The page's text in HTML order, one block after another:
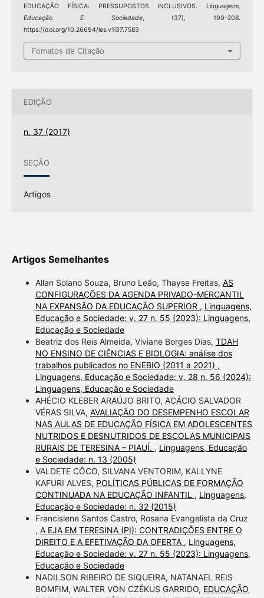
EDUCAÇÃO FÍSICA: PRESSUPOSTOS INCLUSIVOS.Linguagens,
Educação E Sociedade, (37), 190–208.
https://doi.org/10.26694/les.v1i37.7583
Fomatos de Citação
EDIÇÃO
n. 37 (2017)
SEÇÃO
Artigos
Artigos Semelhantes
Allan Solano Souza, Bruno Leão, Thayse Freitas, AS
CONFIGURAÇÕES DA AGENDA PRIVADO-MERCANTIL
NA EXPANSÃO DA EDUCAÇÃO SUPERIOR , Linguagens,
Educação e Sociedade: v. 27 n. 55 (2023): Linguagens,
Educação e Sociedade
Beatriz dos Reis Almeida, Viviane Borges Dias, TDAH
NO ENSINO DE CIÊNCIAS E BIOLOGIA: análise dos
trabalhos publicados no ENEBIO (2011 a 2021) ,
Linguagens, Educação e Sociedade: v. 28 n. 56 (2024):
Linguagens, Educação e Sociedade
AHÉCIO KLEBER ARAÚJO BRITO, ACÁCIO SALVADOR
VÉRAS SILVA, AVALIAÇÃO DO DESEMPENHO ESCOLAR
NAS AULAS DE EDUCAÇÃO FÍSICA EM ADOLESCENTES
NUTRIDOS E DESNUTRIDOS DE ESCOLAS MUNICIPAIS
RURAIS DE TERESINA – PIAUÍ. , Linguagens, Educação
e Sociedade: n. 13 (2005)
VALDETE CÔCO, SILVANA VENTORIM, KALLYNE
KAFURI ALVES, POLÍTICAS PÚBLICAS DE FORMAÇÃO
CONTINUADA NA EDUCAÇÃO INFANTIL , Linguagens,
Educação e Sociedade: n. 32 (2015)
Francislene Santos Castro, Rosana Evangelista da Cruz
, A EJA EM TERESINA (PI): CONTRADIÇÕES ENTRE O
DIREITO E A EFETIVAÇÃO DA OFERTA , Linguagens,
Educação e Sociedade: v. 27 n. 55 (2023): Linguagens,
Educação e Sociedade
NADILSON RIBEIRO DE SIQUEIRA, NATANAEL REIS
BOMFIM, WALTER VON CZÉKUS GARRIDO, EDUCAÇÃO